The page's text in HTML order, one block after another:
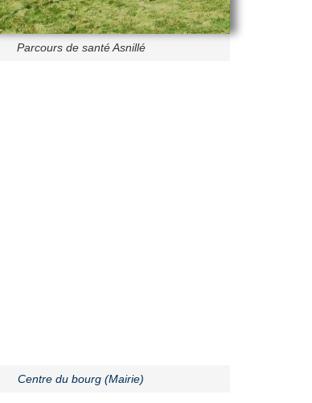
Parcours de santé Asnillé
Centre du bourg (Mairie)